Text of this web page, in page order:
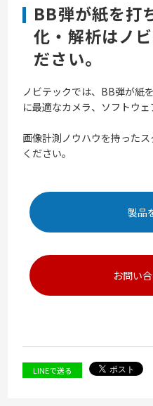
BB弾が紙を打
化・解析はノ
ださい。
ノビテックでは、BB弾が紙
に最適なカメラ、ソフトウェ
画像計測ノウハウを持った
ください。
製品
お問い
LINEで送る